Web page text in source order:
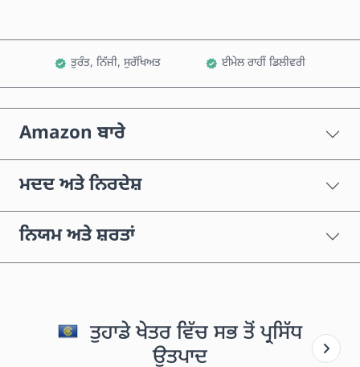
ਤੁਰੰਤ, ਨਿੱਜੀ, ਸੁਰੱਖਿਅਤ ਈਮੇਲ ਰਾਹੀਂ ਡਿਲੀਵਰੀ
Amazon ਬਾਰੇ
ਮਦਦ ਅਤੇ ਨਿਰਦੇਸ਼
ਨਿਯਮ ਅਤੇ ਸ਼ਰਤਾਂ
ਤੁਹਾਡੇ ਖੇਤਰ ਵਿੱਚ ਸਭ ਤੋਂ ਪ੍ਰਸਿੱਧ
ਉਤਪਾਦ